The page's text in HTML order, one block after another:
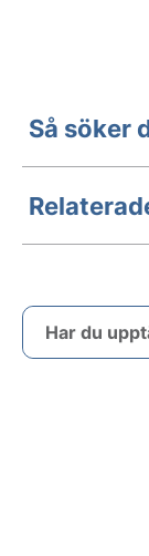
Så söker
Har du